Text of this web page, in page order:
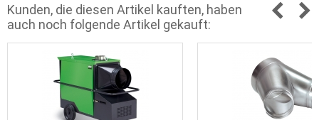
Kunden, die diesen Artikel kauften, haben
auch noch folgende Artikel gekauft: